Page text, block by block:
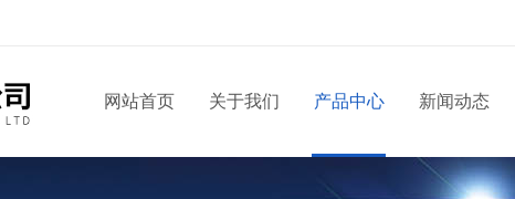
网站首页 关于我们 产品中心 新闻动态